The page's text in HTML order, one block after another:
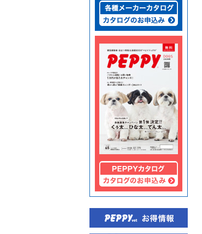
◆劇)ｲｿﾌﾙﾗﾝ吸入麻酔
液｢VTRS｣ ｳﾞｨｱﾄﾘｽ...
ペピイマジカルシーツ
（中厚型ペットシー